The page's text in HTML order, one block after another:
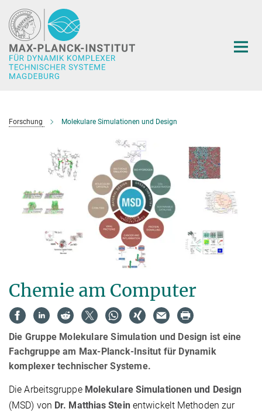
Hauptinhalt
Forschung Molekulare Simulationen und Design
Chemie am Computer
Die Gruppe Molekulare Simulation und Design ist eine
Fachgruppe am Max-Planck-Insitut für Dynamik
komplexer technischer Systeme.
Die Arbeitsgruppe Molekulare Simulationen und Design
(MSD) von Dr. Matthias Stein entwickelt Methoden zur